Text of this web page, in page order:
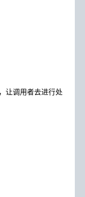
让调用者去进行处